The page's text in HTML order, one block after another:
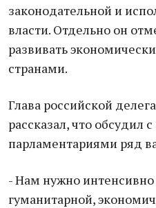
законодательной и
власти. Отдельно он
развивать
странами.
Глава российской
рассказал, что обсудил
парламентариями ряд
- Нам нужно интенсивно
гуманитарной,